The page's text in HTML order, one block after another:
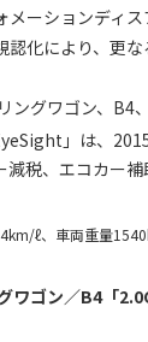
メーションディ
認化により、更
ングワゴン、B4
」は、
減税、エコカー
ℓ、車両重量
ワゴン／B4「